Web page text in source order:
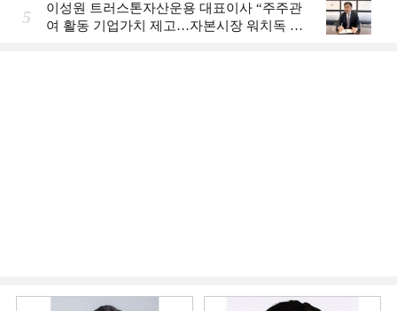
5
이성원 트러스톤자산운용 대표이사 “주주관
여 활동 기업가치 제고…자본시장 워치독 역